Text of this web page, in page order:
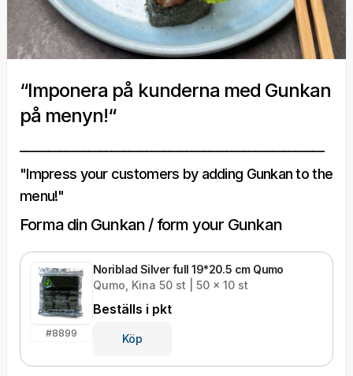
“Imponera på kunderna med Gunkan
på menyn!“
"Impress your customers by adding Gunkan to the
menu!"
Forma din Gunkan / form your Gunkan
#8899
Noriblad Silver full 19*20.5 cm Qumo
Qumo, Kina 50 st | 50 x 10 st
Beställs i pkt
Köp